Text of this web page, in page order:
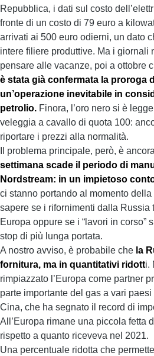
Repubblica, i dati sul costo
fronte di un costo di 79 euro a
arrivati ai 500 euro odierni, un dato
intere filiere produttive. Ma i
pensare alle vacanze, poi a ottobre
è stata già confermata la proroga
un’operazione inevitabile in
petrolio. Finora, l’oro nero si è
veleggia a cavallo di quota 100:
riportare i prezzi alla normalità.
Il problema principale, però, è
settimana scade il periodo di
Nordstream: in un impietoso
ci stanno portando al momento
sapere se i rifornimenti dalla Russia
Europa oppure se i “lavori in corso”
stop di più lunga portata.
A nostro avviso, è probabile che la
fornitura, ma in quantitativi ridotti.
rimpiazzato l’Europa come partner
parte importante del gas a vari
Cina, che ha segnato il record di
All’Europa rimane una piccola fetta
rispetto a quanto riceveva nel 2021.
Una percentuale ridotta che